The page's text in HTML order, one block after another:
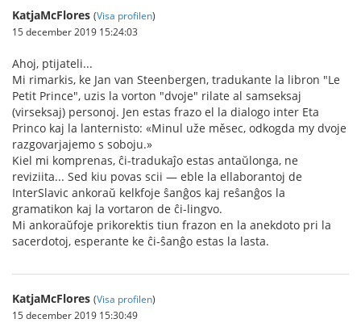
KatjaMcFlores (Visa profilen)
15 december 2019 15:24:03
Ahoj, ptijateli...
Mi rimarkis, ke Jan van Steenbergen, tradukante la libron "Le
Petit Prince", uzis la vorton "dvoje" rilate al samseksaj
(virseksaj) personoj. Jen estas frazo el la dialogo inter Eta
Princo kaj la lanternisto: «Minul uže měsec, odkogda my dvoje
razgovarjajemo s soboju.»
Kiel mi komprenas, ĉi-tradukaĵo estas antaŭlonga, ne
reviziita... Sed kiu povas scii — eble la ellaborantoj de
InterSlavic ankoraŭ kelkfoje ŝanĝos kaj reŝanĝos la
gramatikon kaj la vortaron de ĉi-lingvo.
Mi ankoraŭfoje prikorektis tiun frazon en la anekdoto pri la
sacerdotoj, esperante ke ĉi-ŝanĝo estas la lasta.
KatjaMcFlores (Visa profilen)
15 december 2019 15:30:49